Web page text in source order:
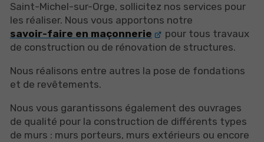
Saint-Michel-sur-Orge, sollicitez nos services pour
les réaliser. Nous vous apportons notre
savoir-faire en maçonnerie
pour tous travaux
de construction ou de rénovation de structures.
Nous réalisons entre autres la pose de fondations
et de revêtements.
Nous vous garantissons également des ouvrages
de qualité pour la construction de différents types
de murs : murs porteurs, murs extérieurs ou encore